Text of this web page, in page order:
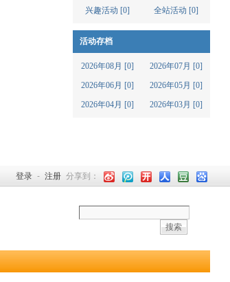
兴趣活动 [0]
全站活动 [0]
活动存档
2026年08月 [0]
2026年07月 [0]
2026年06月 [0]
2026年05月 [0]
2026年04月 [0]
2026年03月 [0]
登录 - 注册 分享到：
搜索